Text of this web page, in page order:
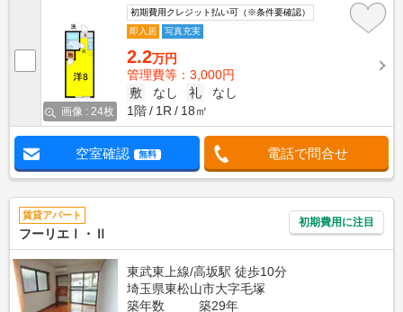
画像 : 24枚
初期費用クレジット払い可（※条件要確認）
即入居
写真充実
2.2万円
管理費等：3,000円
敷
なし 礼
なし
1階
1R 18㎡
空室確認 無料 電話で問合せ
賃貸アパート
フーリエⅠ・Ⅱ
初期費用に注目
東武東上線/高坂駅 徒歩10分
埼玉県東松山市大字毛塚
築年数
築29年